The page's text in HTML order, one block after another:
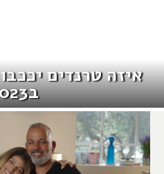
איזה טרנדים
ב2023?